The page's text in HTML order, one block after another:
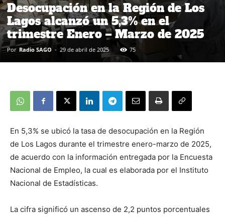
Desocupación en la Región de Los
Lagos alcanzó un 5,3% en el
trimestre Enero – Marzo de 2025
Por Radio SAGO - 29 de abril de 2025 75
En 5,3% se ubicó la tasa de desocupación en la Región
de Los Lagos durante el trimestre enero-marzo de 2025,
de acuerdo con la información entregada por la Encuesta
Nacional de Empleo, la cual es elaborada por el Instituto
Nacional de Estadísticas.
La cifra significó un ascenso de 2,2 puntos porcentuales